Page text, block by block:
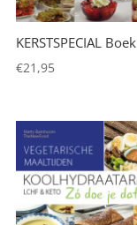
KERSTSPECIAL Boek
€21,95